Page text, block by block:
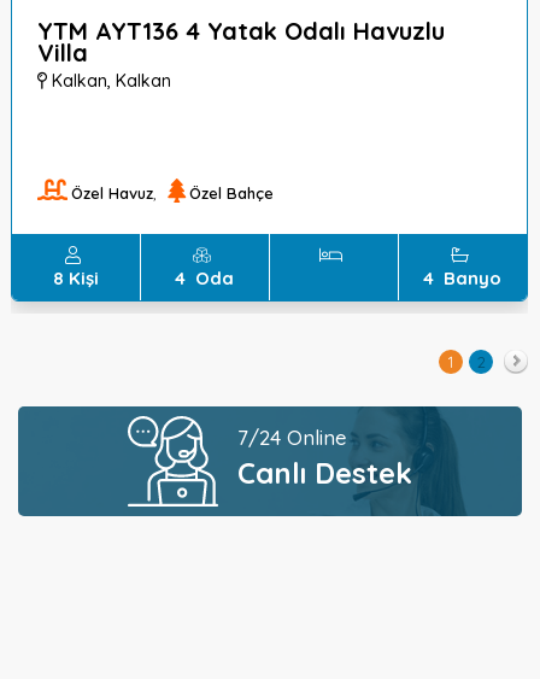
YTM AYT136 4 Yatak Odalı Havuzlu
Villa
Kalkan ,Kalkan
Özel Havuz Özel Bahçe
8 Kişi 4 Oda 4 Banyo
1 2 İleri
7/24 Online
Canlı Destek